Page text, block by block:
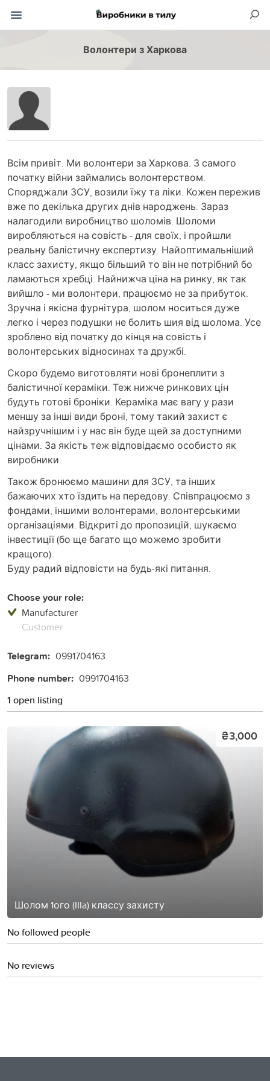
Волонтери з Харкова
Всім привіт. Ми волонтери за Харкова. З самого
початку війни займались волонтерством.
Споряджали ЗСУ, возили їжу та ліки. Кожен пережив
вже по декілька других днів народжень. Зараз
налагодили виробництво шоломів. Шоломи
виробляються на совість - для своїх, і пройшли
реальну балістичну експертизу. Найоптимальніший
класс захисту, якщо більший то він не потрібний бо
ламаються хребці. Найнижча ціна на ринку, як так
вийшло - ми волонтери, працюємо не за прибуток.
Зручна і якісна фурнітура, шолом носиться дуже
легко і через подушки не болить шия від шолома. Усе
зроблено від початку до кінця на совість і
волонтерських відносинах та дружбі.
Скоро будемо виготовляти нові бронеплити з
балістичної кераміки. Теж нижче ринкових цін
будуть готові броніки. Кераміка має вагу у рази
меншу за інші види броні, тому такий захист є
найзручнішим і у нас він буде щей за доступними
цінами. За якість теж відповідаємо особисто як
виробники.
Також бронюємо машини для ЗСУ, та інших
бажаючих хто їздить на передову. Співпрацюємо з
фондами, іншими волонтерами, волонтерськими
організаціями. Відкриті до пропозицій, шукаємо
інвестиції (бо ще багато що можемо зробити
кращого).
Буду радий відповісти на будь-які питання.
Choose your role:
Manufacturer
Customer
Telegram: 0991704163
Phone number: 0991704163
1 open listing
Шолом 1ого (IIIa) классу захисту
₴3,000
No followed people
No reviews